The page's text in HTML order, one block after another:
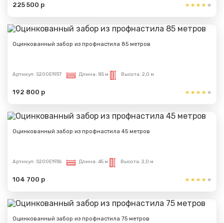
225 500 р
Оцинкованный забор из профнастила 85 метров
Артикул: S200E1937 Длина: 85 м Высота: 2,0 м
192 800 р
Оцинкованный забор из профнастила 45 метров
Артикул: S200E1936 Длина: 45 м Высота: 2,0 м
104 700 р
Оцинкованный забор из профнастила 75 метров
отправлено
Спасибо за обращение, наш специалист свяжется с